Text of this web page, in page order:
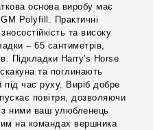
основа виробу має
Polyfill. Практичні
та високу
– 65 сантиметрів,
Підкладки Harry's Horse
та поглинають
під час руху. Виріб добре
повітря, дозволяючи
з ними ваш улюбленець
на командах вершника